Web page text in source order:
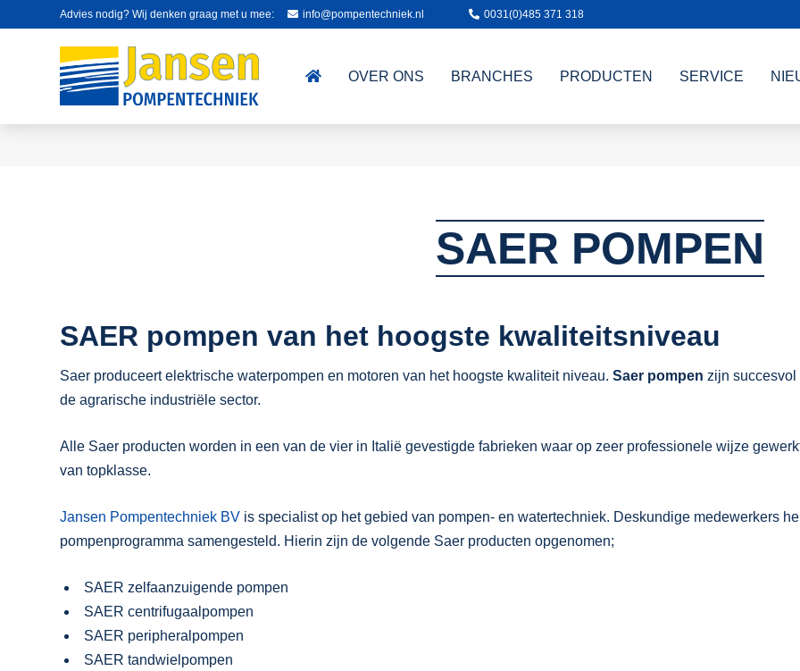
Advies nodig? Wij denken graag met u mee: info@pompentechniek.nl 0031(0)485 371 318
OVER ONS BRANCHES PRODUCTEN SERVICE
SAER POMPEN
SAER pompen van het hoogste kwaliteitsniveau
Saer produceert elektrische waterpompen en motoren van het hoogste kwaliteit niveau. Saer pompen zijn succesvol
de agrarische industriële sector.
Alle Saer producten worden in een van de vier in Italië gevestigde fabrieken waar op zeer professionele wijze
van topklasse.
Jansen Pompentechniek BV is specialist op het gebied van pompen- en watertechniek. Deskundige medewerkers
pompenprogramma samengesteld. Hierin zijn de volgende Saer producten opgenomen;
SAER zelfaanzuigende pompen
SAER centrifugaalpompen
SAER peripheralpompen
SAER tandwielpompen